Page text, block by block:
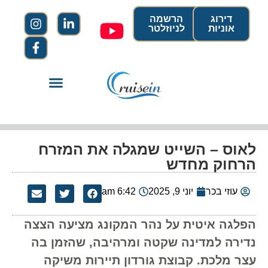
הרשמה
לניוזלטר
דירוג
אוניות
לאוס – השייט שמגלה את המזרח
הרחוק מחדש
עוזי בכר יוני 9, 2025 6:42 am
הפלגה איטית על נהר המקונג מציעה הצצה
נדירה למדינה שקטה ומרהיבה, שהזמן בה
עצר מלכת. קבוצת גורדון תיירות משיקה